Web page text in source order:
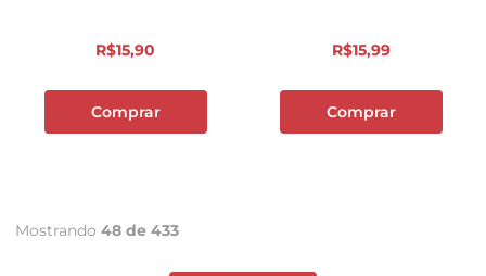
R$15,90
Comprar
R$15,99
Comprar
Mostrando 48 de 433